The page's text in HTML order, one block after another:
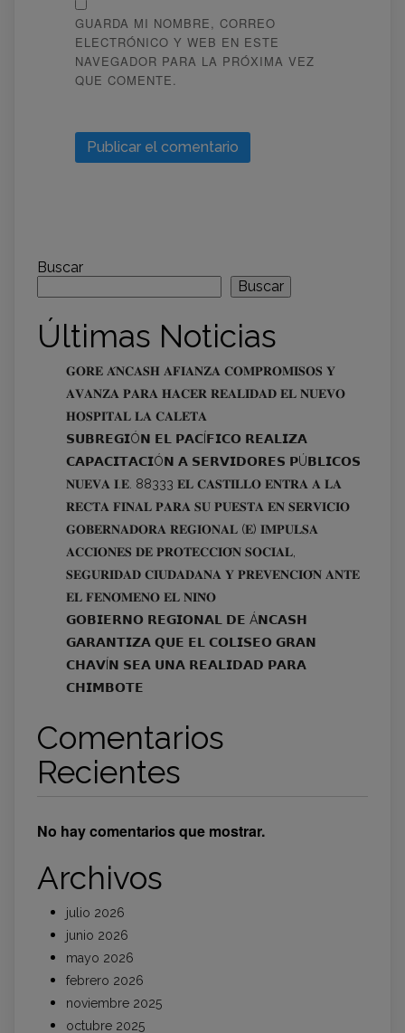
GUARDA MI NOMBRE, CORREO
ELECTRÓNICO Y WEB EN ESTE
NAVEGADOR PARA LA PRÓXIMA VEZ
QUE COMENTE.
Buscar
Buscar
Últimas Noticias
𝐆𝐎𝐑𝐄 𝐀́𝐍𝐂𝐀𝐒𝐇 𝐀𝐅𝐈𝐀𝐍𝐙𝐀 𝐂𝐎𝐌𝐏𝐑𝐎𝐌𝐈𝐒𝐎𝐒 𝐘
𝐀𝐕𝐀𝐍𝐙𝐀 𝐏𝐀𝐑𝐀 𝐇𝐀𝐂𝐄𝐑 𝐑𝐄𝐀𝐋𝐈𝐃𝐀𝐃 𝐄𝐋 𝐍𝐔𝐄𝐕𝐎
𝐇𝐎𝐒𝐏𝐈𝐓𝐀𝐋 𝐋𝐀 𝐂𝐀𝐋𝐄𝐓𝐀
𝗦𝗨𝗕𝗥𝗘𝗚𝗜Ó𝗡 𝗘𝗟 𝗣𝗔𝗖Í𝗙𝗜𝗖𝗢 𝗥𝗘𝗔𝗟𝗜𝗭𝗔
𝗖𝗔𝗣𝗔𝗖𝗜𝗧𝗔𝗖𝗜Ó𝗡 𝗔 𝗦𝗘𝗥𝗩𝗜𝗗𝗢𝗥𝗘𝗦 𝗣Ú𝗕𝗟𝗜𝗖𝗢𝗦
𝐍𝐔𝐄𝐕𝐀 𝐈.𝐄. 88333 𝐄𝐋 𝐂𝐀𝐒𝐓𝐈𝐋𝐋𝐎 𝐄𝐍𝐓𝐑𝐀 𝐀 𝐋𝐀
𝐑𝐄𝐂𝐓𝐀 𝐅𝐈𝐍𝐀𝐋 𝐏𝐀𝐑𝐀 𝐒𝐔 𝐏𝐔𝐄𝐒𝐓𝐀 𝐄𝐍 𝐒𝐄𝐑𝐕𝐈𝐂𝐈𝐎
𝐆𝐎𝐁𝐄𝐑𝐍𝐀𝐃𝐎𝐑𝐀 𝐑𝐄𝐆𝐈𝐎𝐍𝐀𝐋 (𝐄) 𝐈𝐌𝐏𝐔𝐋𝐒𝐀
𝐀𝐂𝐂𝐈𝐎𝐍𝐄𝐒 𝐃𝐄 𝐏𝐑𝐎𝐓𝐄𝐂𝐂𝐈𝐎́𝐍 𝐒𝐎𝐂𝐈𝐀𝐋,
𝐒𝐄𝐆𝐔𝐑𝐈𝐃𝐀𝐃 𝐂𝐈𝐔𝐃𝐀𝐃𝐀𝐍𝐀 𝐘 𝐏𝐑𝐄𝐕𝐄𝐍𝐂𝐈𝐎́𝐍 𝐀𝐍𝐓𝐄
𝐄𝐋 𝐅𝐄𝐍𝐎́𝐌𝐄𝐍𝐎 𝐄𝐋 𝐍𝐈𝐍̃𝐎
𝗚𝗢𝗕𝗜𝗘𝗥𝗡𝗢 𝗥𝗘𝗚𝗜𝗢𝗡𝗔𝗟 𝗗𝗘 Á𝗡𝗖𝗔𝗦𝗛
𝗚𝗔𝗥𝗔𝗡𝗧𝗜𝗭𝗔 𝗤𝗨𝗘 𝗘𝗟 𝗖𝗢𝗟𝗜𝗦𝗘𝗢 𝗚𝗥𝗔𝗡
𝗖𝗛𝗔𝗩Í𝗡 𝗦𝗘𝗔 𝗨𝗡𝗔 𝗥𝗘𝗔𝗟𝗜𝗗𝗔𝗗 𝗣𝗔𝗥𝗔
𝗖𝗛𝗜𝗠𝗕𝗢𝗧𝗘
Comentarios
Recientes
No hay comentarios que mostrar.
Archivos
julio 2026
junio 2026
mayo 2026
febrero 2026
noviembre 2025
octubre 2025